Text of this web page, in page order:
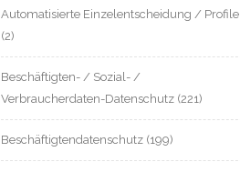
Automatisierte Einzelentscheidung / Profile
(2)
Beschäftigten- / Sozial- /
Verbraucherdaten-Datenschutz (221)
Beschäftigtendatenschutz (199)